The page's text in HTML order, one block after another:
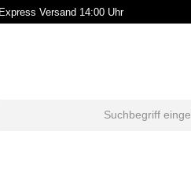
Versand 14:00 Uhr